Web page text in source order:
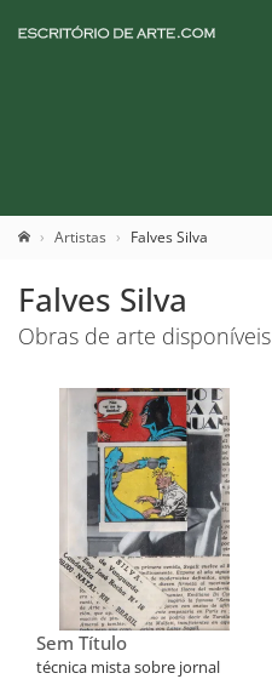
Artistas Falves Silva
Falves Silva
Obras de arte disponíveis
Sem Título
técnica mista sobre jornal